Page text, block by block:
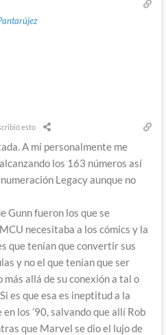
esto
A mi personalmente me
los 163 números así
Legacy aunque no
Gunn fueron los que se
necesitaba a los cómics y la
que tenían que convertir sus
y no el que tenían que ser
allá de su conexión a tal o
es que esa es ineptitud a la
los ’90, salvando que allí Rob
que Marvel se dio el lujo de